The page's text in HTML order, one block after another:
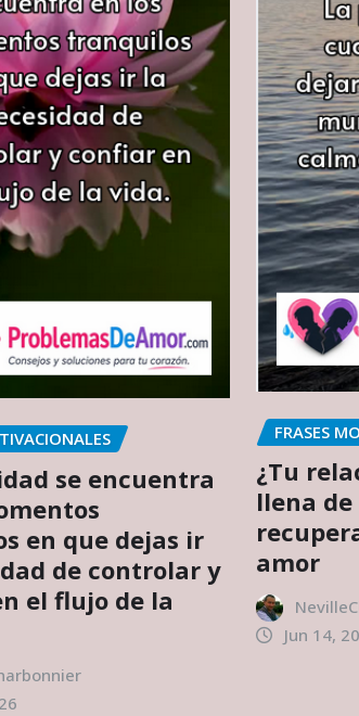
se encuentra
en que dejas ir
de controlar y
el flujo de la
FRASES
¿Tu
llena de
amor
Jun 14,